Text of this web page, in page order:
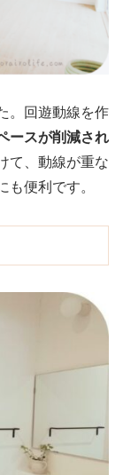
。回遊動線を作
ースが削減され
て、動線が重な
も便利です。